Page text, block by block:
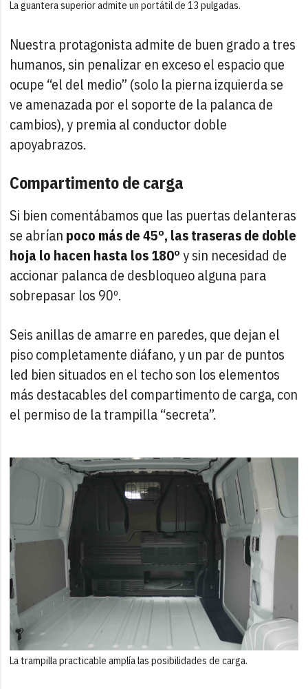
La guantera superior admite un portátil de 13 pulgadas.
Nuestra protagonista admite de buen grado a tres
humanos, sin penalizar en exceso el espacio que
ocupe “el del medio” (solo la pierna izquierda se
ve amenazada por el soporte de la palanca de
cambios), y premia al conductor doble
apoyabrazos.
Compartimento de carga
Si bien comentábamos que las puertas delanteras
se abrían poco más de 45º, las traseras de doble
hoja lo hacen hasta los 180ºy sin necesidad de
accionar palanca de desbloqueo alguna para
sobrepasar los 90º.
Seis anillas de amarre en paredes, que dejan el
piso completamente diáfano, y un par de puntos
led bien situados en el techo son los elementos
más destacables del compartimento de carga, con
el permiso de la trampilla “secreta”.
La trampilla practicable amplía las posibilidades de carga.